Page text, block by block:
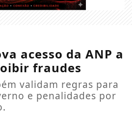
acesso da ANP a
fraudes
validam regras para
e penalidades por